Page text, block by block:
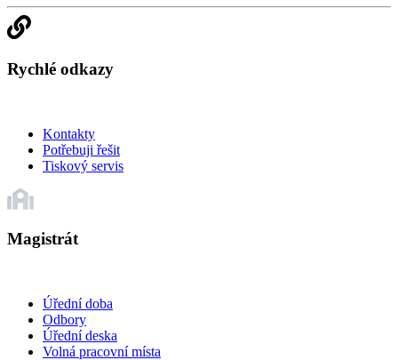
Rychlé odkazy
Kontakty
Potřebuji řešit
Tiskový servis
Magistrát
Úřední doba
Odbory
Úřední deska
Volná pracovní místa